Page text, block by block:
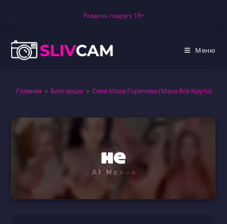
Раздень подругу 18+
Меню
Главная » Блогерши » Слив Маха Горячева (Маха Все Круто)